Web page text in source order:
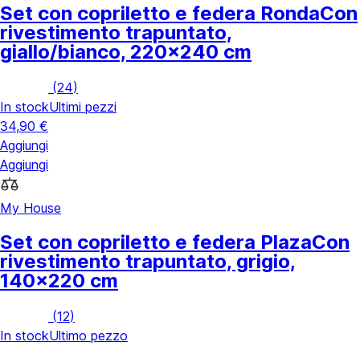
Set con copriletto e federa RondaCon
rivestimento trapuntato,
giallo/bianco, 220x240 cm
(24)
In stockUltimi pezzi
34,90 €
Aggiungi
Aggiungi
My House
Set con copriletto e federa PlazaCon
rivestimento trapuntato, grigio,
140x220 cm
(12)
In stockUltimo pezzo